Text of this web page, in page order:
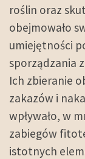
roślin oraz
obejmowało
umiejętności
sporządzania
Ich zbieranie
zakazów i
wpływało, w
zabiegów
istotnych